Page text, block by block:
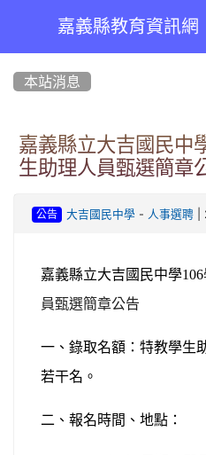
嘉義縣教育資訊網
本站消息
嘉義縣立大吉國民中
生助理人員甄選簡章
公告 大吉國民中學- 人事選聘|
嘉義縣立大吉國民中學106
員甄選簡章公告
一、錄取名額：特教學生
若干名。
二、報名時間、地點：